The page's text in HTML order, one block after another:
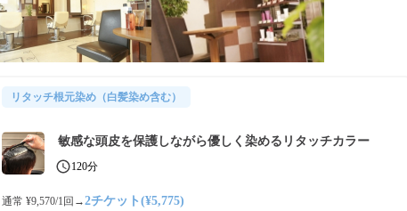
リタッチ根元染め（白髪染め含む）
敏感な頭皮を保護しながら優しく染めるリタッチカラー
120分
通常 ¥9,570/1回 →2チケット(¥5,775)